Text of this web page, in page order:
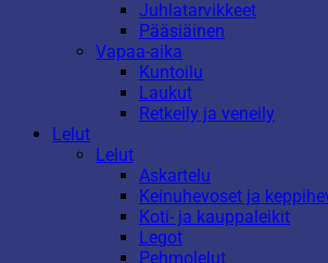
Juhlatarvikkeet
Pääsiäinen
Vapaa-aika
Kuntoilu
Laukut
Retkeily ja veneily
Lelut
Lelut
Askartelu
Keinuhevoset ja
Koti- ja kauppaleikit
Legot
Pehmolelut